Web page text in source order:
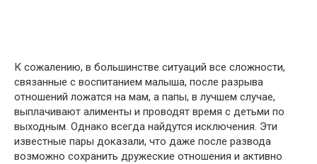
К сожалению, в большинстве ситуаций все сложности,
связанные с воспитанием малыша, после разрыва
отношений ложатся на мам, а папы, в лучшем случае,
выплачивают алименты и проводят время с детьми по
выходным. Однако всегда найдутся исключения. Эти
известные пары доказали, что даже после развода
возможно сохранить дружеские отношения и активно